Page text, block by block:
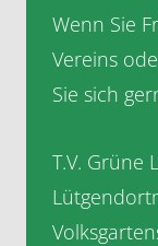
Wenn Sie
Vereins
Sie sich
T.V. Grüne